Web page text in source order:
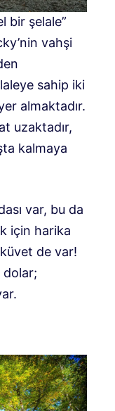
bir şelale”
vahşi
sahip iki
almaktadır.
uzaktadır,
kalmaya
var, bu da
için harika
de var!
dolar;